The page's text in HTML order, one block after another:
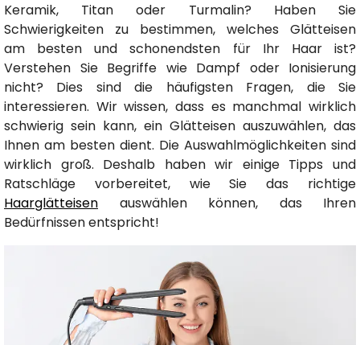
Keramik, Titan oder Turmalin? Haben Sie
Schwierigkeiten zu bestimmen, welches Glätteisen
am besten und schonendsten für Ihr Haar ist?
Verstehen Sie Begriffe wie Dampf oder Ionisierung
nicht? Dies sind die häufigsten Fragen, die Sie
interessieren. Wir wissen, dass es manchmal wirklich
schwierig sein kann, ein Glätteisen auszuwählen, das
Ihnen am besten dient. Die Auswahlmöglichkeiten sind
wirklich groß. Deshalb haben wir einige Tipps und
Ratschläge vorbereitet, wie Sie das richtige
Haarglätteisen auswählen können, das Ihren
Bedürfnissen entspricht!